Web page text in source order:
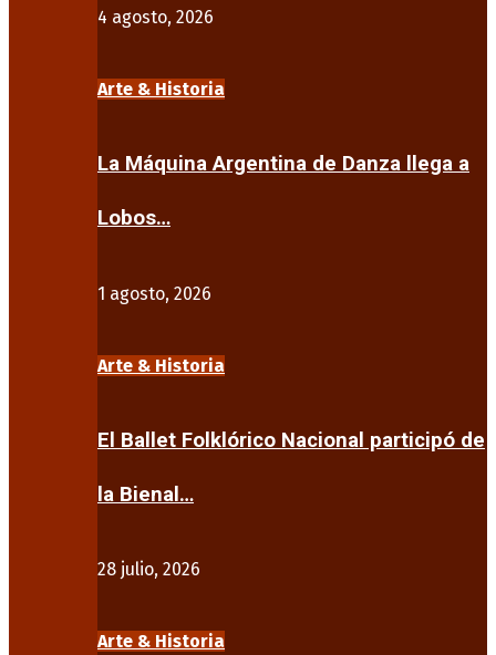
4 agosto, 2026
Arte & Historia
La Máquina Argentina de Danza llega a
Lobos…
1 agosto, 2026
Arte & Historia
El Ballet Folklórico Nacional participó de
la Bienal…
28 julio, 2026
Arte & Historia